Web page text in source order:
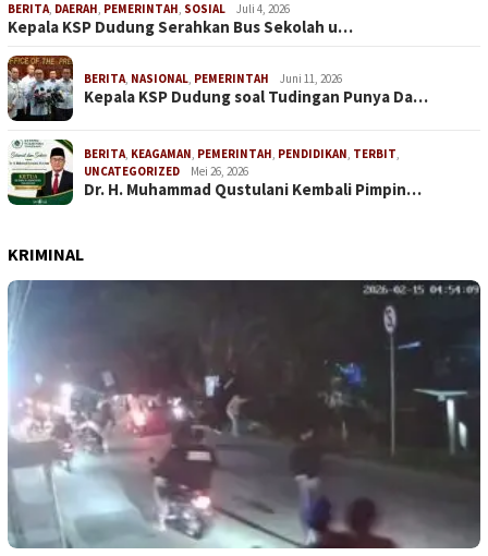
BERITA, DAERAH, PEMERINTAH, SOSIAL Juli 4, 2026
Kepala KSP Dudung Serahkan Bus Sekolah u…
BERITA, NASIONAL, PEMERINTAH Juni 11, 2026
Kepala KSP Dudung soal Tudingan Punya Da…
BERITA, KEAGAMAN, PEMERINTAH, PENDIDIKAN, TERBIT,
UNCATEGORIZED
Mei 26, 2026
Dr. H. Muhammad Qustulani Kembali Pimpin…
KRIMINAL